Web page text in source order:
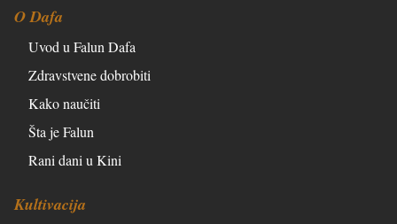
O Dafa
Uvod u Falun Dafa
Zdravstvene dobrobiti
Kako naučiti
Šta je Falun
Rani dani u Kini
Kultivacija